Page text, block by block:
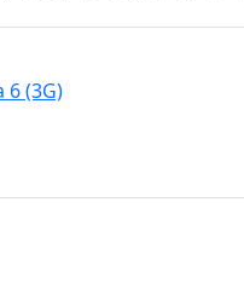
6 (3G)